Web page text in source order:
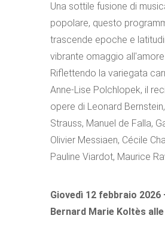
Una sottile fusione di
popolare, questo
trascende epoche e
vibrante omaggio
Riflettendo la variegata
Anne-Lise Polchlopek, il
opere di Leonard
Strauss, Manuel de Falla,
Olivier Messiaen, Cécile
Pauline Viardot, Maurice
Giovedì 12 febbraio 2026
Bernard Marie Koltès alle